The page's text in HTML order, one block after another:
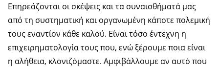
Επηρεάζονται οι σκέψεις και τα συναισθήματά μας
από τη συστηματική και οργανωμένη κάποτε πολεμική
τους εναντίον κάθε καλού. Είναι τόσο έντεχνη η
επιχειρηματολογία τους που, ενώ ξέρουμε ποια είναι
η αλήθεια, κλονιζόμαστε. Αμφιβάλλουμε αν αυτό που